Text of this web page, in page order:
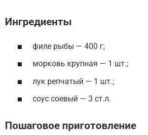
Ингредиенты
филе рыбы — 400 г;
морковь крупная — 1 шт.;
лук репчатый — 1 шт.;
соус соевый — 3 ст.л.
Пошаговое приготовление